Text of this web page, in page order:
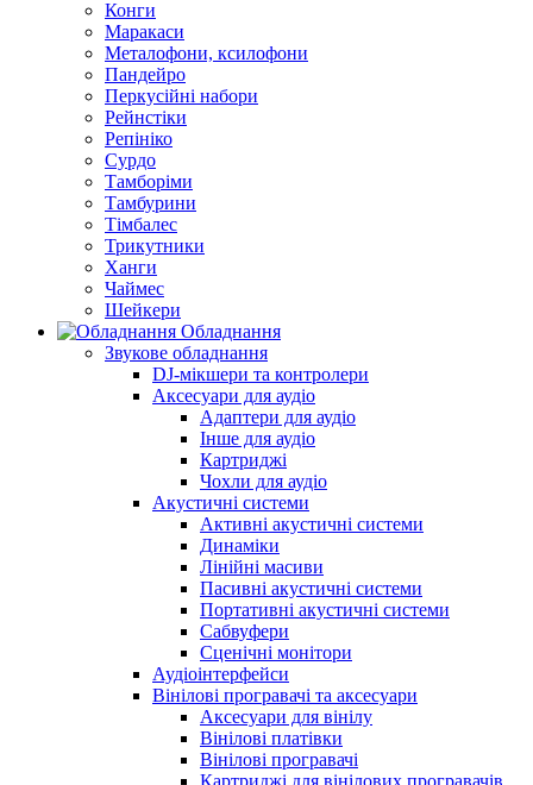
Конги
Маракаси
Металофони, ксилофони
Пандейро
Перкусійні набори
Рейнстіки
Репініко
Сурдо
Тамборіми
Тамбурини
Тімбалес
Трикутники
Ханги
Чаймес
Шейкери
Обладнання
Звукове обладнання
DJ-мікшери та контролери
Аксесуари для аудіо
Адаптери для аудіо
Інше для аудіо
Картриджі
Чохли для аудіо
Акустичні системи
Активні акустичні системи
Динаміки
Лінійні масиви
Пасивні акустичні системи
Портативні акустичні системи
Сабвуфери
Сценічні монітори
Аудіоінтерфейси
Вінілові програвачі та аксесуари
Аксесуари для вінілу
Вінілові платівки
Вінілові програвачі
Картриджі для вінілових програвачів